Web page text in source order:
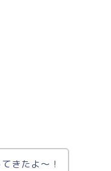
きたよ〜！